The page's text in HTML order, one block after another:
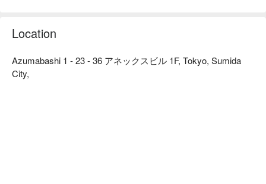
料與豐富用料、加上剛出爐的撲鼻香氣，實在太誘人～
酒品精釀啤酒 4 重奏：「Kolsch 科隆啤酒」、「Weizen 小麥
黑啤」等 4 款令人印象深刻的酒品一起比較試喝，看看哪一種
最順您的口。
Location
Azumabashi 1 - 23 - 36 アネックスビル 1F, Tokyo, Sumida
City,